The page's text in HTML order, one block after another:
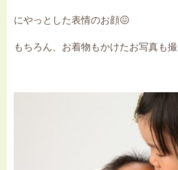
にやっとした表情のお顔😖
もちろん、お着物もかけたお写真も